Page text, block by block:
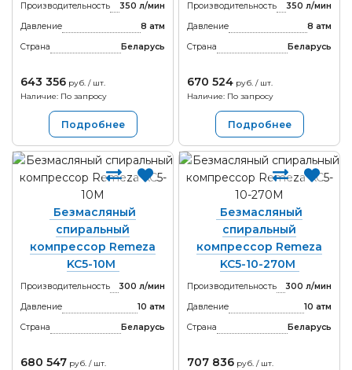
Производительность
350 л/мин
Давление
8 атм
Страна
Беларусь
643 356 руб. / шт.
Наличие: По запросу
Подробнее
Производительность
350 л/мин
Давление
8 атм
Страна
Беларусь
670 524 руб. / шт.
Наличие: По запросу
Подробнее
Безмасляный
спиральный
компрессор Remeza
KC5-10М
Производительность
300 л/мин
Давление
10 атм
Страна
Беларусь
680 547 руб. / шт.
Безмасляный
спиральный
компрессор Remeza
KC5-10-270М
Производительность
300 л/мин
Давление
10 атм
Страна
Беларусь
707 836 руб. / шт.